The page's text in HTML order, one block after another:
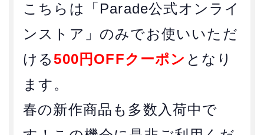
こちらは「Parade公式オンライ
ンストア」のみでお使いいただ
ける500円OFFクーポン となり
ます。
春の新作商品も多数入荷中で